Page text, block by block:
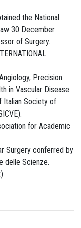
the National
30 December
of Surgery.
Precision
in Vascular Disease.
Italian Society of
for Academic
Surgery conferred by
delle Scienze.